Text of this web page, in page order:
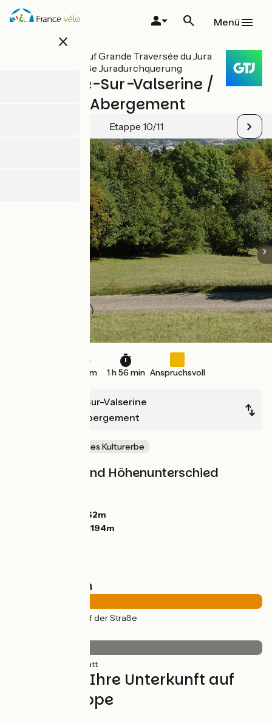
Direkt
zum
close
Menü
Alle Etappen auf Grande Traversée du Jura
per Rad - Große Juradurchquerung
Bellegarde-Sur-Valserine /
Le-Grand-Abergement
Etappe 10/11
29 km 1 h 56 min Anspruchsvoll
Bellegarde-Sur-Valserine
Le-Grand-Abergement
Natur & regionales Kulturerbe
Steigungen und Höhenunterschied
362m
1194m
Straßentypen
(100%) Auf der Straße
(100%) Glatt
Finden Sie Ihre Unterkunft auf
dieser Etappe